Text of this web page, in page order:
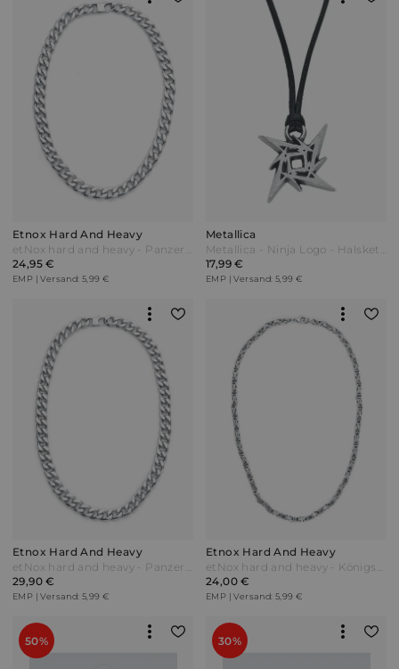
Etnox Hard And Heavy
etNox hard and heavy - Panzerkette - Halskette - silberfarben
24,95 €
EMP | Versand: 5,99 €
Metallica
Metallica - Ninja Logo - Halskette - silberfarben
17,99 €
EMP | Versand: 5,99 €
Etnox Hard And Heavy
etNox hard and heavy - Panzerkette - Halskette - silberfarben
29,90 €
EMP | Versand: 5,99 €
Etnox Hard And Heavy
etNox hard and heavy - Königskette - Halskette - silberfarben
24,00 €
EMP | Versand: 5,99 €
50% 30%